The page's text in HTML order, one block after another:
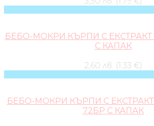
БЕБО-МОКРИ КЪРПИ С ЕКСТРАКТ
С КАПАК
2,60 лв. (1.33 €)
БЕБО-МОКРИ КЪРПИ С
72БР С КАПАК